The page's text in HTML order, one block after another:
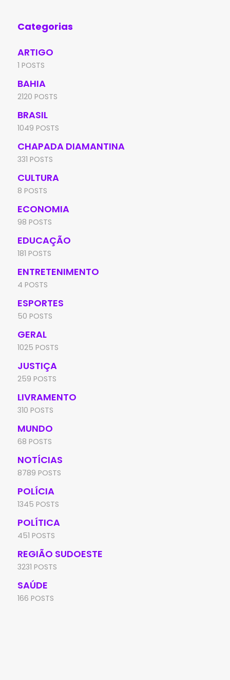
Categorias
ARTIGO
1 POSTS
BAHIA
2120 POSTS
BRASIL
1049 POSTS
CHAPADA DIAMANTINA
331 POSTS
CULTURA
8 POSTS
ECONOMIA
98 POSTS
EDUCAÇÃO
181 POSTS
ENTRETENIMENTO
4 POSTS
ESPORTES
50 POSTS
GERAL
1025 POSTS
JUSTIÇA
259 POSTS
LIVRAMENTO
310 POSTS
MUNDO
68 POSTS
NOTÍCIAS
8789 POSTS
POLÍCIA
1345 POSTS
POLÍTICA
451 POSTS
REGIÃO SUDOESTE
3231 POSTS
SAÚDE
166 POSTS